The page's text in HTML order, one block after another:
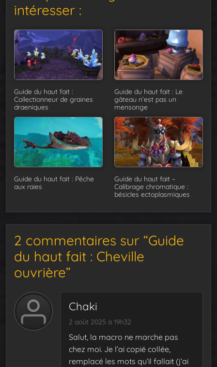
intéresser :
Guide du haut fait :
Collectionneur de graines
draeniques
Guide du haut fait : Le
gâteau n’est pas un
mensonge
Guide du haut fait : Pêche
aux raies
Guide du haut fait –
Calibrage chromatique :
bésicles ectoplasmiques
2 commentaires sur “Guide
du haut fait : Cheville
ouvrière”
Chaki
2 août 2025 à 19h32
Salut, la macro ne marche pas
chez moi. Je l’ai copié collée,
remplacé les mots qu’il fallait (j’ai